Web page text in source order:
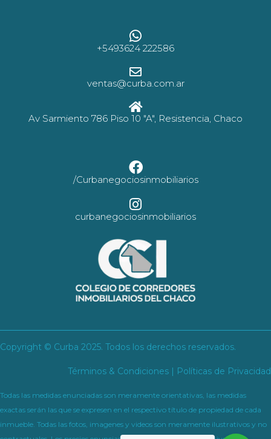
+5493624 222586
ventas@curba.com.ar
Av Sarmiento 786 Piso 10 "A", Resistencia, Chaco
/Curbanegociosinmobiliarios
curbanegociosinmobiliarios
Copyright © Curba 2025. Todos los derechos reservados.
Términos & Condiciones | Políticas de Privacidad
Todas las medidas enunciadas son meramente orientativas, las medidas
exactas serán las que se expresen en el respectivo título de propiedad de cada
inmueble. Todas las fotos, imagenes y videos son meramente ilustrativos y no